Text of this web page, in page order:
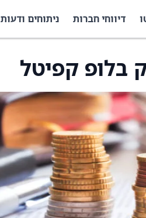
דיווחי חברות ניתוחים ודעות
בלופ קפיטל